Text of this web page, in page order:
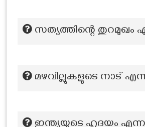
സത്യത്തിന്റെ തുറമുഖം
മഴവില്ലുകളുടെ നാട്